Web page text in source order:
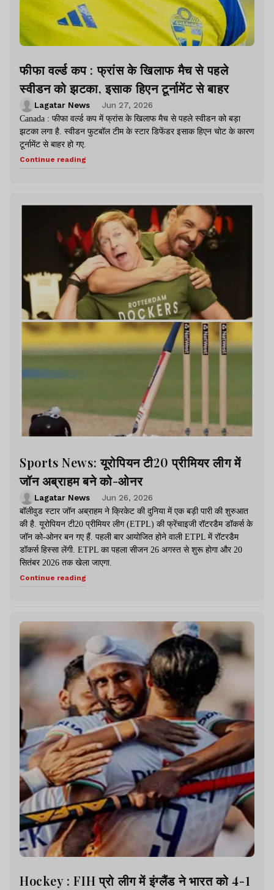
फीफा वर्ल्ड कप : फ्रांस के खिलाफ मैच से पहले
स्वीडन को झटका, इसाक हिएन टूर्नामेंट से बाहर
Lagatar News
Jun 27, 2026
Canada : फीफा वर्ल्ड कप में फ्रांस के खिलाफ मैच से पहले स्वीडन को बड़ा
झटका लगा है. स्वीडन फुटबॉल टीम के स्टार डिफेंडर इसाक हिएन चोट के कारण
टूर्नामेंट से बाहर हो गए.
Continue reading
Sports News: यूरोपियन टी20 प्रीमियर लीग में
जॉन अब्राहम बने को-ओनर
Lagatar News
Jun 26, 2026
बॉलीवुड स्टार जॉन अब्राहम ने क्रिकेट की दुनिया में एक बड़ी पारी की शुरुआत
की है. यूरोपियन टी20 प्रीमियर लीग (ETPL) की फ्रेंचाइजी रॉटरडैम डॉकर्स के
जॉन को-ओनर बन गए हैं. पहली बार आयोजित होने वाली ETPL में रॉटरडैम
डॉकर्स हिस्सा लेंगी. ETPL का पहला सीजन 26 अगस्त से शुरू होगा और 20
सितंबर 2026 तक खेला जाएगा.
Continue reading
Hockey : FIH प्रो लीग में इंग्लैंड ने भारत को 4-1